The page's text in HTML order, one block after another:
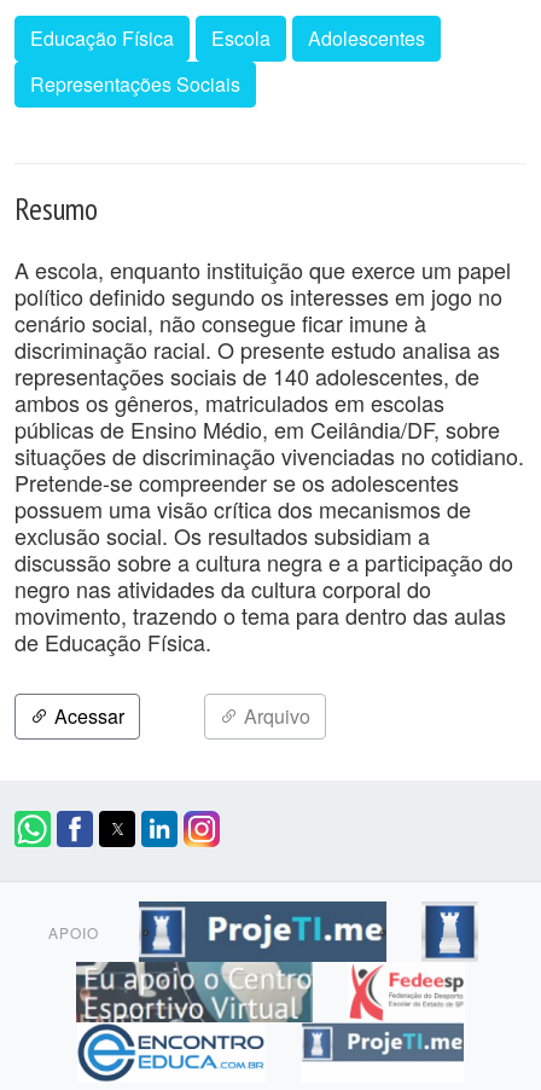
Educação Física Escola
Adolescentes
Representações Sociais
Resumo
A escola, enquanto instituição que exerce um papel
político definido segundo os interesses em jogo no
cenário social, não consegue ficar imune à
discriminação racial. O presente estudo analisa as
representações sociais de 140 adolescentes, de
ambos os gêneros, matriculados em escolas
públicas de Ensino Médio, em Ceilândia/DF, sobre
situações de discriminação vivenciadas no cotidiano.
Pretende-se compreender se os adolescentes
possuem uma visão crítica dos mecanismos de
exclusão social. Os resultados subsidiam a
discussão sobre a cultura negra e a participação do
negro nas atividades da cultura corporal do
movimento, trazendo o tema para dentro das aulas
de Educação Física.
Acessar Arquivo
APOIO